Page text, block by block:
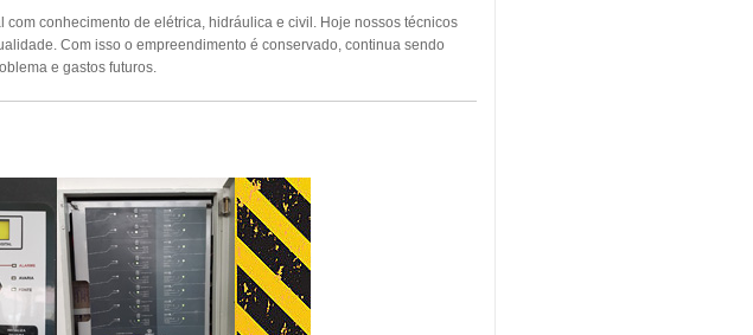
conhecimento de elétrica, hidráulica e civil. Hoje nossos técnicos
Com isso o empreendimento é conservado, continua sendo
e gastos futuros.